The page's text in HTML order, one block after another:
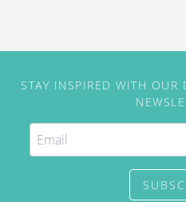
STAY INSPIRED WITH